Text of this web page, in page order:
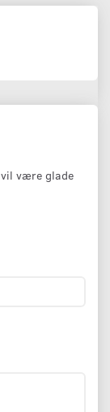
vil være glade